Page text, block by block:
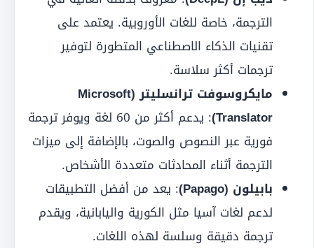
الترجمة، خاصة للغات الأوروبية. يعتمد على
تقنيات الذكاء الاصطناعي المتطورة لتوفير
ترجمات أكثر سلاسة.
مايكروسوفت ترانسليتر (Microsoft
Translator)
: يدعم أكثر من 60 لغة ويوفر ترجمة
فورية عبر النصوص والصوت، بالإضافة إلى ميزات
الترجمة أثناء المحادثات متعددة الأشخاص.
بابيلون (Papago)
: يعد من أفضل التطبيقات
لدعم لغات آسيا مثل الكورية واليابانية، ويقدم
ترجمة دقيقة وسلسة لهذه اللغات.